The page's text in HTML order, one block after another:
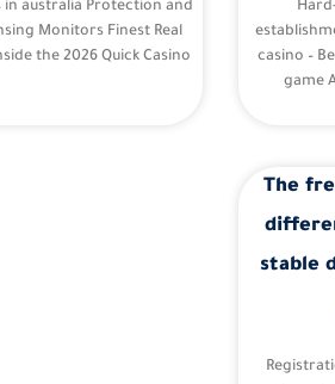
casino –
game
in australia Protection and
Monitors Finest Real
the 2026 Quick Casino
The
stable